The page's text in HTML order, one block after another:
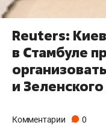
Reuters:
в Стамбуле
и Зеленского
Комментарии 0